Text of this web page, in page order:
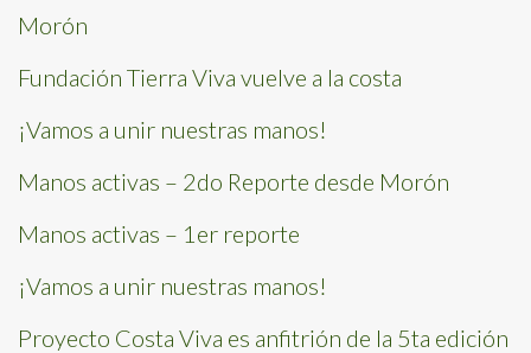
Morón
Fundación Tierra Viva vuelve a la costa
¡Vamos a unir nuestras manos!
Manos activas – 2do Reporte desde Morón
Manos activas – 1er reporte
¡Vamos a unir nuestras manos!
Proyecto Costa Viva es anfitrión de la 5ta edición